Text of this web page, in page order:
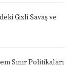
Gizli Savaş ve
Sınır Politikaları